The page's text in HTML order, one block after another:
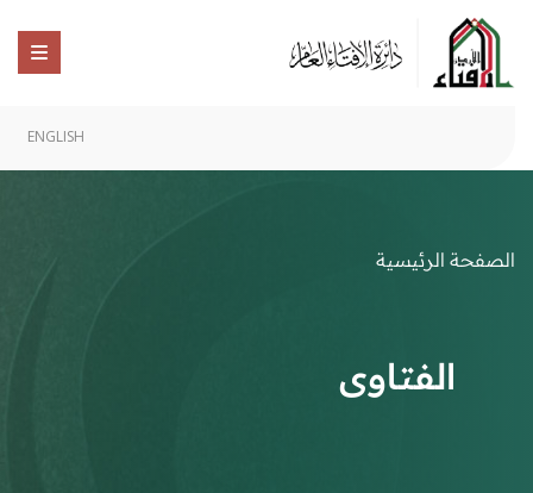
ENGLISH
الصفحة الرئيسية
الفتاوى